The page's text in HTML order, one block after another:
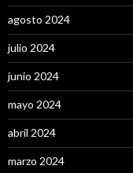
agosto 2024
julio 2024
junio 2024
mayo 2024
abril 2024
marzo 2024